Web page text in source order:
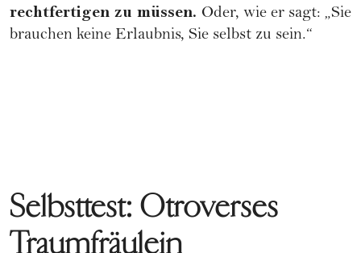
rechtfertigen zu müssen. Oder, wie er sagt: „Sie
brauchen keine Erlaubnis, Sie selbst zu sein.“
Selbsttest: Otroverses
Traumfräulein